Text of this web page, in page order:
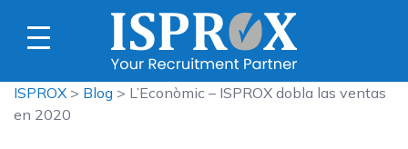
ISPROX > Blog > L’Econòmic – ISPROX dobla las ventas
en 2020